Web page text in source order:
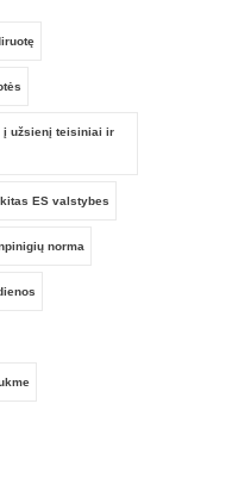
į užsienį teisiniai ir
ES valstybes
norma